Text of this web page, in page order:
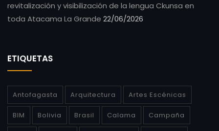
revitalización y visibilización de la lengua Ckunsa en
toda Atacama La Grande 22/06/2026
ETIQUETAS
Antofagasta Arquitectura Artes Escénicas
BIM Bolivia Brasil Calama Campaña